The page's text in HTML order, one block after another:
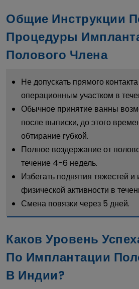
Общие Инструкции
Процедуры
Полового Члена
Не допускать прямого
операционным участком в
Обычное принятие ванны
после выписки, до этого
обтирание губкой.
Полное воздержание от
течение 4-6 недель.
Избегать поднятия тяжестей и
физической активности в
Смена повязки через 5 дней.
Каков Уровень
По Имплантации
В Индии?